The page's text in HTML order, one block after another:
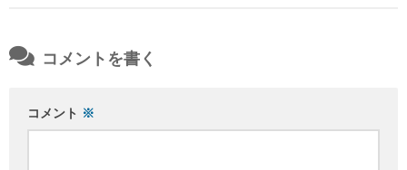
コメントを書く
コメント ※